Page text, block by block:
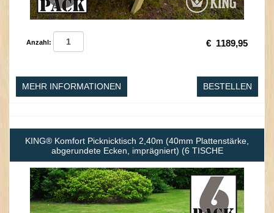
Anzahl: € 1189,95
MEHR INFORMATIONEN BESTELLEN
KING® Komfort Picknicktisch 2,40m (40mm Plattenstärke,
abgerundete Ecken, imprägniert) (6 TISCHE